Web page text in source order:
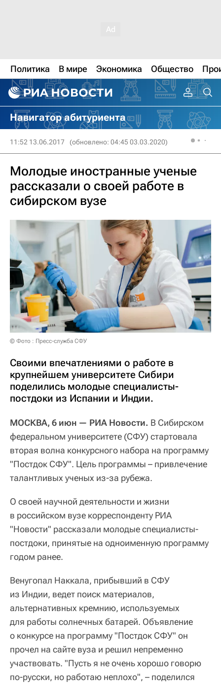
Политика В мире Экономика Общество
Навигатор абитуриента
11:52 13.06.2017 (обновлено: 04:45 03.03.2020)
Молодые иностранные ученые
рассказали о своей работе в
сибирском вузе
© Фото : Пресс-служба СФУ
Своими впечатлениями о работе в
крупнейшем университете Сибири
поделились молодые специалисты-
постдоки из Испании и Индии.
МОСКВА, 6 июн — РИА Новости. В Сибирском
федеральном университете (СФУ) стартовала
вторая волна конкурсного набора на программу
"Постдок СФУ". Цель программы – привлечение
талантливых ученых из-за рубежа.
О своей научной деятельности и жизни
в российском вузе корреспонденту РИА
"Новости" рассказали молодые специалисты-
постдоки, принятые на одноименную программу
годом ранее.
Венугопал Наккала, прибывший в СФУ
из Индии, ведет поиск материалов,
альтернативных кремнию, используемых
для работы солнечных батарей. Объявление
о конкурсе на программу "Постдок СФУ" он
прочел на сайте вуза и решил непременно
участвовать. "Пусть я не очень хорошо говорю
по-русски, но работаю неплохо", – поделился